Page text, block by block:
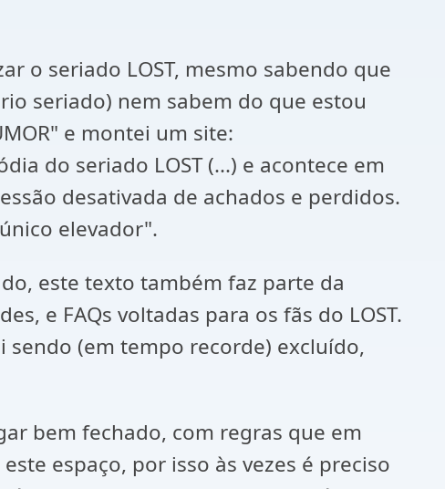
o seriado LOST, mesmo sabendo que
seriado) nem sabem do que estou
e montei um site:
do seriado LOST (...) e acontece em
desativada de achados e perdidos.
elevador".
este texto também faz parte da
e FAQs voltadas para os fãs do LOST.
(em tempo recorde) excluído,
bem fechado, com regras que em
espaço, por isso às vezes é preciso